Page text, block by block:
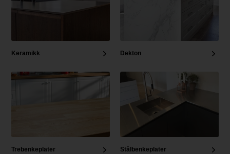
Keramikk Dekton
Trebenkeplater Stålbenkeplater